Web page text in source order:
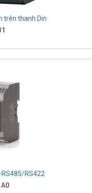
trên thanh Din
RS422